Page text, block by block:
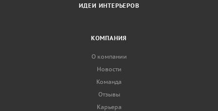
ИДЕИ ИНТЕРЬЕРОВ
КОМПАНИЯ
О компании
Новости
Команда
Отзывы
Карьера